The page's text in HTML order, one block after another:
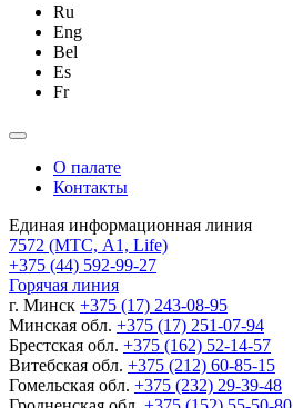
Ru
Eng
Bel
Es
Fr
О палате
Контакты
Единая информационная линия
7572 (МТС, A1, Life)
+375 (44) 592-99-27
Горячая линия
г. Минск +375 (17) 243-08-95
Минская обл. +375 (17) 251-07-94
Брестская обл. +375 (162) 52-14-57
Витебская обл. +375 (212) 60-85-15
Гомельская обл. +375 (232) 29-39-48